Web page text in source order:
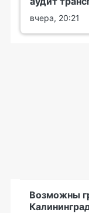
вчера, 20:21
Возможны